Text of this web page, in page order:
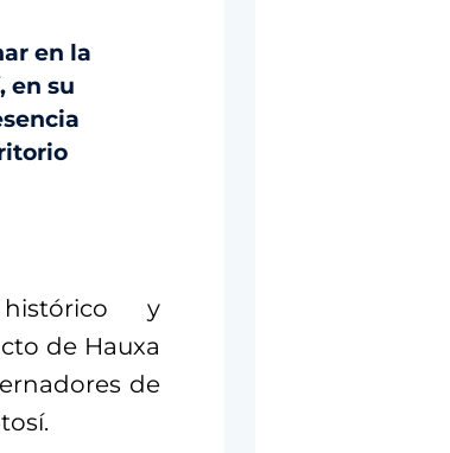
en la
en su
y
de Hauxa
de